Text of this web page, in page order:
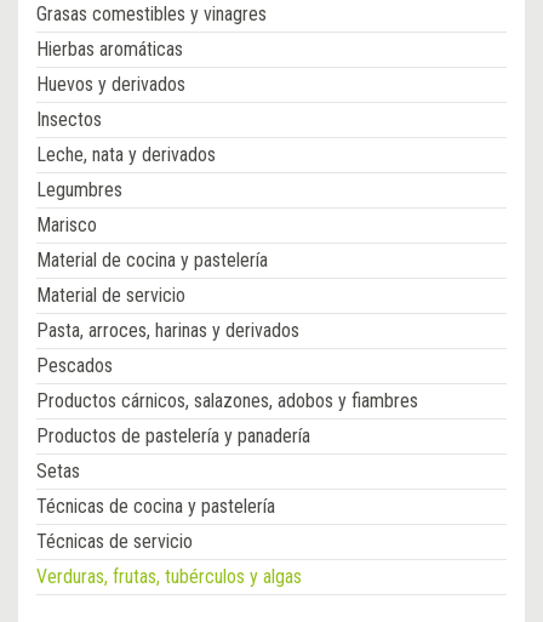
Grasas comestibles y vinagres
Hierbas aromáticas
Huevos y derivados
Insectos
Leche, nata y derivados
Legumbres
Marisco
Material de cocina y pastelería
Material de servicio
Pasta, arroces, harinas y derivados
Pescados
Productos cárnicos, salazones, adobos y fiambres
Productos de pastelería y panadería
Setas
Técnicas de cocina y pastelería
Técnicas de servicio
Verduras, frutas, tubérculos y algas